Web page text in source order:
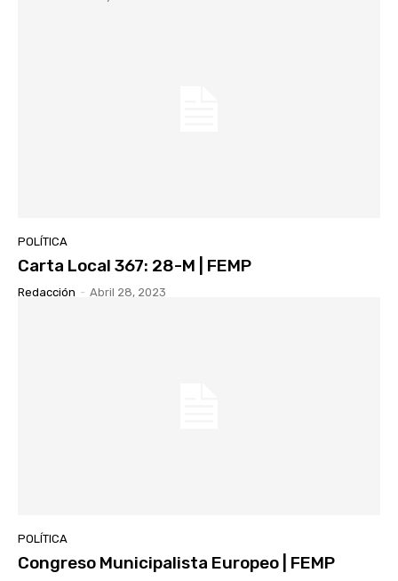
POLÍTICA
Carta Local 367: 28-M | FEMP
Redacción - Abril 28, 2023
POLÍTICA
Congreso Municipalista Europeo | FEMP